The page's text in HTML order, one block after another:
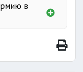
в